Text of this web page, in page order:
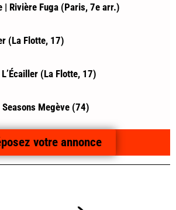
| Rivière Fuga (Paris, 7e arr.)
(La Flotte, 17)
(La Flotte, 17)
Megève (74)
votre annonce